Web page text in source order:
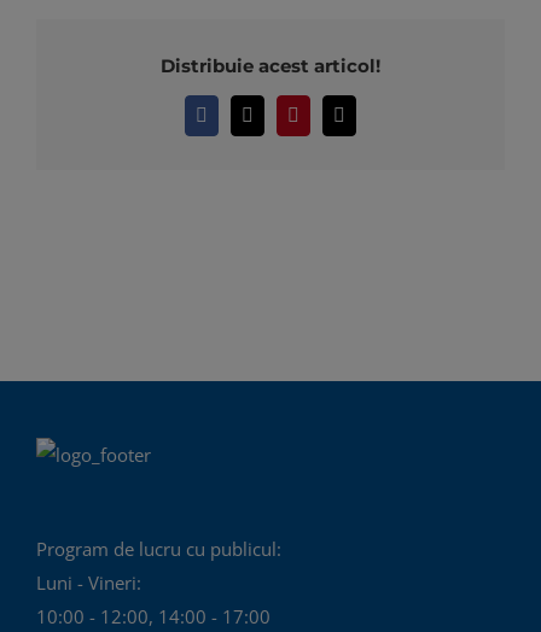
Distribuie acest articol!
Facebook
X Pinterest
E-
mail:
Program de lucru cu publicul:
Luni - Vineri:
10:00 - 12:00, 14:00 - 17:00